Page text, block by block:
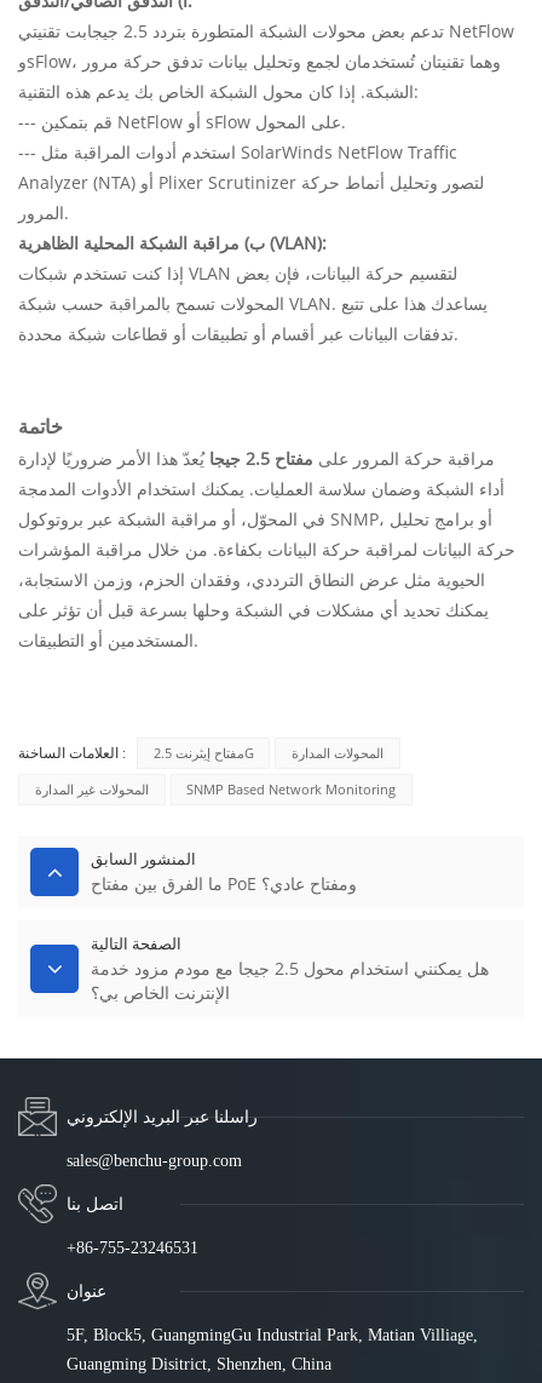
تدعم بعض محولات الشبكة المتطورة بتردد 2.5 جيجابت تقنيتي NetFlow
وsFlow، وهما تقنيتان تُستخدمان لجمع وتحليل بيانات تدفق حركة مرور
الشبكة. إذا كان محول الشبكة الخاص بك يدعم هذه التقنية:
--- قم بتمكين NetFlow أو sFlow على المحول.
--- استخدم أدوات المراقبة مثل SolarWinds NetFlow Traffic
Analyzer (NTA) أو Plixer Scrutinizer لتصور وتحليل أنماط حركة
المرور.
ب) مراقبة الشبكة المحلية الظاهرية (VLAN):
إذا كنت تستخدم شبكات VLAN لتقسيم حركة البيانات، فإن بعض
المحولات تسمح بالمراقبة حسب شبكة VLAN. يساعدك هذا على تتبع
تدفقات البيانات عبر أقسام أو تطبيقات أو قطاعات شبكة محددة.
خاتمة
مراقبة حركة المرور على مفتاح 2.5 جيجا
يُعدّ هذا الأمر ضروريًا لإدارة
أداء الشبكة وضمان سلاسة العمليات. يمكنك استخدام الأدوات المدمجة
في المحوّل، أو مراقبة الشبكة عبر بروتوكول SNMP، أو برامج تحليل
حركة البيانات لمراقبة حركة البيانات بكفاءة. من خلال مراقبة المؤشرات
الحيوية مثل عرض النطاق الترددي، وفقدان الحزم، وزمن الاستجابة،
يمكنك تحديد أي مشكلات في الشبكة وحلها بسرعة قبل أن تؤثر على
المستخدمين أو التطبيقات.
العلامات الساخنة : مفتاح إيثرنت 2.5G
المحولات المدارة
المحولات غير المدارة
SNMP Based Network Monitoring
المنشور السابق
ما الفرق بين مفتاح PoE ومفتاح عادي؟
الصفحة التالية
هل يمكنني استخدام محول 2.5 جيجا مع مودم مزود خدمة
الإنترنت الخاص بي؟
راسلنا عبر البريد الإلكتروني
sales@benchu-group.com
اتصل بنا
+86-755-23246531
عنوان
5F, Block5, GuangmingGu Industrial Park, Matian Villiage,
Guangming Disitrict, Shenzhen, China